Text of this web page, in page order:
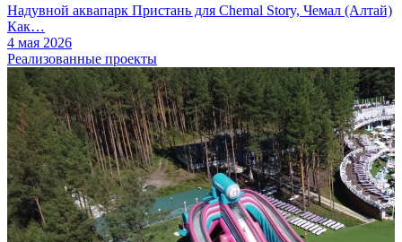
Надувной аквапарк Пристань для Chemal Story, Чемал (Алтай)
Как…
4 мая 2026
Реализованные проекты